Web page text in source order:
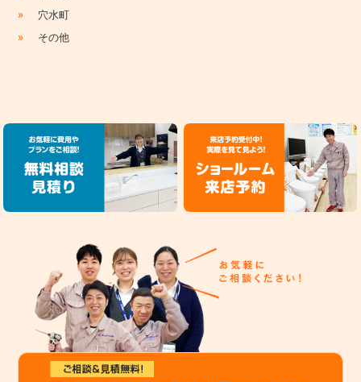
» 穴水町
» その他